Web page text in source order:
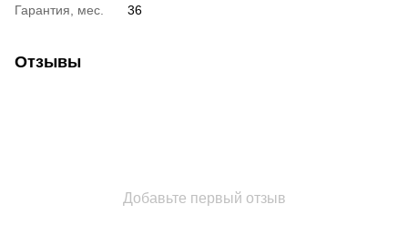
Гарантия, мес.
36
Отзывы
Добавьте первый отзыв